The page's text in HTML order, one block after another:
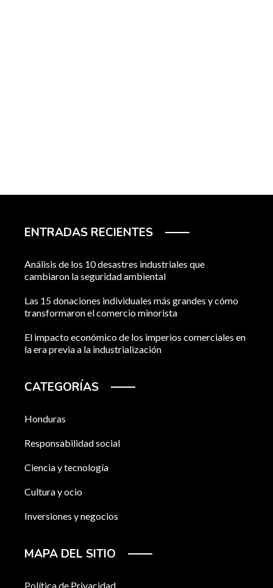
ENTRADAS RECIENTES
Análisis de los 10 desastres industriales que
cambiaron la seguridad ambiental
Las 15 donaciones individuales más grandes y cómo
transformaron el comercio minorista
El impacto económico de los imperios comerciales en
la era previa a la industrialización
CATEGORÍAS
Honduras
Responsabilidad social
Ciencia y tecnología
Cultura y ocio
Inversiones y negocios
MAPA DEL SITIO
Política de Privacidad